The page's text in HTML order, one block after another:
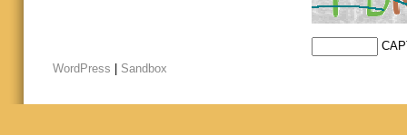
WordPress
Sandbox